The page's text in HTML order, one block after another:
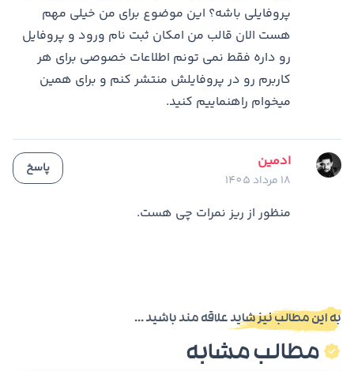
پروفایلی باشه؟ این موضوع برای من خیلی مهم
هست الان قالب من امکان ثبت نام ورود و پروفایل
رو داره فقط نمی تونم اطلاعات خصوصی برای هر
کاربرم رو در پروفایلش منتشر کنم و برای همین
میخوام راهنماییم کنید.
ادمین
18 مرداد 1405
منظور از ریز نمرات چی هست.
پاسخ
به این مطالب نیز شاید علاقه مند باشید ...
مطالب مشابه